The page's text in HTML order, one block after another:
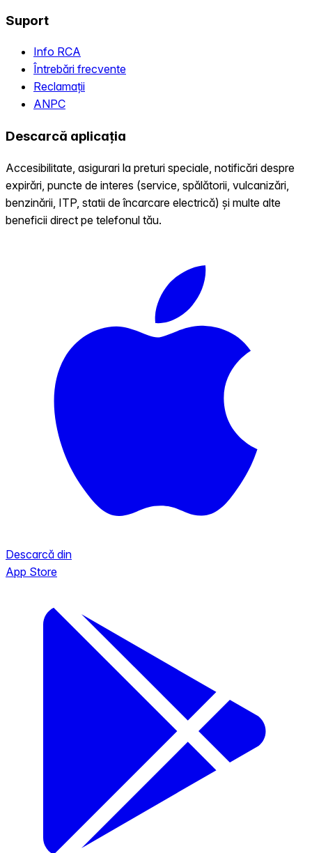
Suport
Info RCA
Întrebări frecvente
Reclamații
ANPC
Descarcă aplicația
Accesibilitate, asigurari la preturi speciale, notificări despre
expirări, puncte de interes (service, spălătorii, vulcanizări,
benzinării, ITP, statii de încarcare electrică) și multe alte
beneficii direct pe telefonul tău.
Descarcă din
App Store